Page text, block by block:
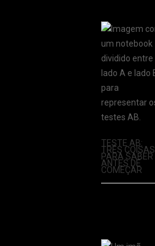
TESTE AB:
TRÊS COISAS
PARA SABER
ANTES DE
COMEÇAR